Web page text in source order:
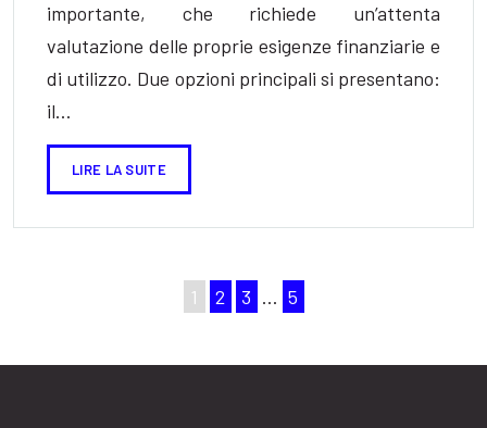
importante, che richiede un’attenta
valutazione delle proprie esigenze finanziarie e
di utilizzo. Due opzioni principali si presentano:
il…
LIRE LA SUITE
1 2 3 … 5